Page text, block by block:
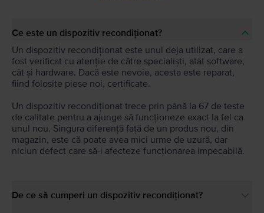
Ce este un dispozitiv recondiționat?
Un dispozitiv recondiționat este unul deja utilizat, care a
fost verificat cu atenție de către specialiști, atât software,
cât și hardware. Dacă este nevoie, acesta este reparat,
fiind folosite piese noi, certificate.
Un dispozitiv recondiționat trece prin până la 67 de teste
de calitate pentru a ajunge să funcționeze exact la fel ca
unul nou. Singura diferență față de un produs nou, din
magazin, este că poate avea mici urme de uzură, dar
niciun defect care să-i afecteze funcționarea impecabilă.
De ce să cumperi un dispozitiv recondiționat?